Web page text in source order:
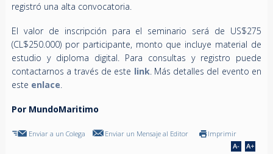
registró una alta convocatoria.
El valor de inscripción para el seminario será de US$275
(CL$250.000) por participante, monto que incluye material de
estudio y diploma digital. Para consultas y registro puede
contactarnos a través de este link. Más detalles del evento en
este enlace.
Por MundoMaritimo
Enviar a un Colega Enviar un Mensaje al Editor Imprimir